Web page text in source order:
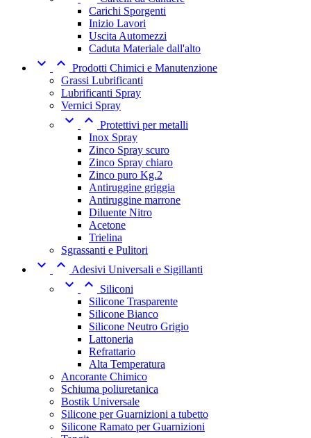
Carichi Sporgenti
Inizio Lavori
Uscita Automezzi
Caduta Materiale dall'alto
  Prodotti Chimici e Manutenzione
Grassi Lubrificanti
Lubrificanti Spray
Vernici Spray
  Protettivi per metalli
Inox Spray
Zinco Spray scuro
Zinco Spray chiaro
Zinco puro Kg.2
Antiruggine griggia
Antiruggine marrone
Diluente Nitro
Acetone
Trielina
Sgrassanti e Pulitori
  Adesivi Universali e Sigillanti
 
Siliconi
Silicone Trasparente
Silicone Bianco
Silicone Neutro Grigio
Lattoneria
Refrattario
Alta Temperatura
Ancorante Chimico
Schiuma poliuretanica
Bostik Universale
Silicone per Guarnizioni a tubetto
Silicone Ramato per Guarnizioni